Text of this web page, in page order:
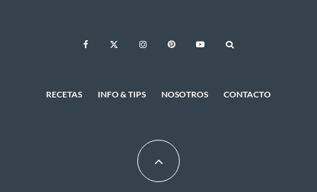
RECETAS INFO & TIPS NOSOTROS CONTACTO